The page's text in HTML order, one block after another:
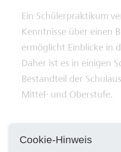
Deine Ausbilderinnen und
Ein Schülerpraktikum
Kenntnisse über einen
ermöglicht Einblicke in
Daher ist es in einigen
Bestandteil der
Mittel- und Oberstufe.
Ausbildungsbereichen
Cookie-Hinweis